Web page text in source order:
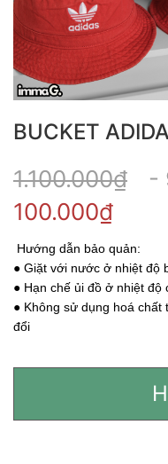
BUCKET
1.100.000₫
-
100.000₫
Hướng dẫn bảo quản:
● Giặt với nước ở nhiệt độ
● Hạn chế ủi đồ ở nhiệt độ
● Không sử dụng hoá chất
đổi